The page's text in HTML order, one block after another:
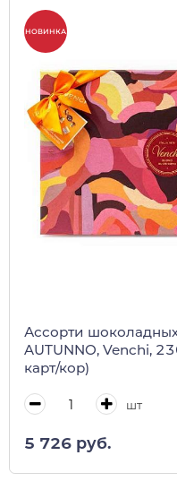
НОВИНКА
Ассорти
AUTUNNO, Venchi,
карт/кор)
шт
5 726 руб.